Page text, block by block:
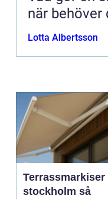
när behöver
Lotta Albertsson
Terrassmarkiser
stockholm så